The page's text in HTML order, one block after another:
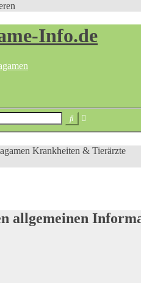
Info.de
Suche
Krankheiten & Tierärzte
allgemeinen